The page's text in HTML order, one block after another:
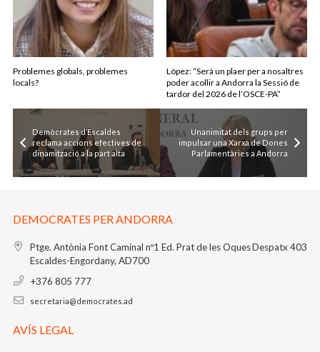
Problemes globals, problemes
locals?
López: “Serà un plaer per a nosaltres
poder acollir a Andorra la Sessió de
tardor del 2026 de l’OSCE-PA”
Demòcrates d’Escaldes
reclama accions efectives de
dinamització a la part alta
Unanimitat dels grups per
impulsar una Xarxa de Dones
Parlamentàries a Andorra
DEMOCRATES PER ANDORRA
Ptge. Antònia Font Caminal nº1 Ed. Prat de les OquesDespatx 403
Escaldes-Engordany, AD700
+376 805 777
secretaria@democrates.ad
AVÍS LEGAL